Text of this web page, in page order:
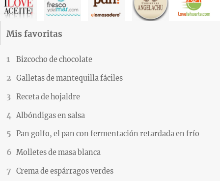
Mis favoritas
Bizcocho de chocolate
Galletas de mantequilla fáciles
Receta de hojaldre
Albóndigas en salsa
Pan golfo, el pan con fermentación retardada en frío
Molletes de masa blanca
Crema de espárragos verdes